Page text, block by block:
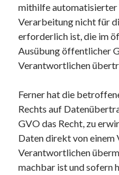
mithilfe automatisierter
Verarbeitung nicht für
erforderlich ist, die im
Ausübung öffentlicher
Verantwortlichen
Ferner hat die
Rechts auf
GVO das Recht, zu
Daten direkt von einem
Verantwortlichen
machbar ist und sofern